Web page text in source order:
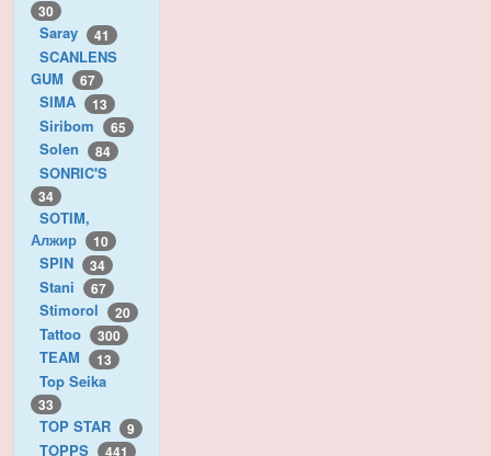
30
Saray 41
SCANLENS
GUM
67
SIMA 13
Siribom 65
Solen 84
SONRIC'S
34
SOTIM,
Алжир
10
SPIN 34
Stani 67
Stimorol 20
Tattoo 300
TEAM 13
Top Seika
33
TOP STAR 9
TOPPS 441